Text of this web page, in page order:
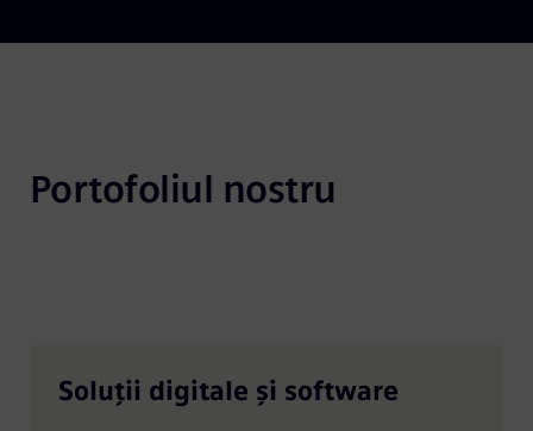
Portofoliul nostru
Soluții digitale și software